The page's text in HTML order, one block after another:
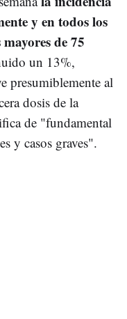
y en todos los
de 75
un 13%,
presumiblemente al
dosis de la
de "fundamental
y casos graves".